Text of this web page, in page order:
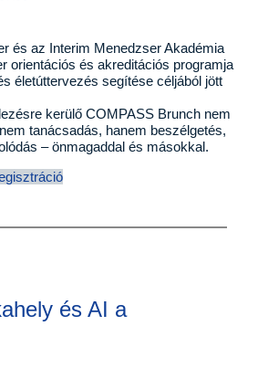
és az Interim Menedzser Akadémia
orientációs és akreditációs programja
életúttervezés segítése céljából jött
kerülő COMPASS Brunch nem
tanácsadás, hanem beszélgetés,
– önmagaddal és másokkal.
és AI a